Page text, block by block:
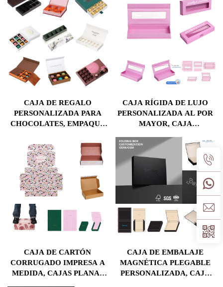
LOGOTIPO EN DORADO
(HOT STAMPING) PARA
MARCAS DE MODA,
COSMÉTICOS Y LUJO
E IMPRESIÓN DE
LOGOTIPO PARA
COSMÉTICOS Y
PERFUMES
CAJA DE REGALO
PERSONALIZADA PARA
CHOCOLATES, EMPAQUE
ALIMENTOS CON
SEPARADORES, IDEAL
PARA CHOCOLATES,
MACARONS Y
CARAMELOS
CAJA RÍGIDA DE LUJO
PERSONALIZADA AL POR
MAYOR, CAJA
VENTANA PARA
EMBALAJE COSMÉTICO
CAJA DE CARTÓN
CORRUGADO IMPRESA A
MEDIDA, CAJAS PLANAS
CAJA DE EMBALAJE
MAGNÉTICA PLEGABLE
PERSONALIZADA, CAJA